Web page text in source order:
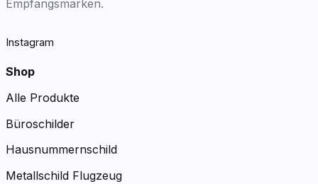
Empfangsmarken.
Instagram
Shop
Alle Produkte
Büroschilder
Hausnummernschild
Metallschild Flugzeug